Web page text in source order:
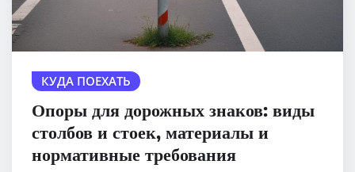
КУДА ПОЕХАТЬ
Опоры для дорожных знаков: виды
столбов и стоек, материалы и
нормативные требования